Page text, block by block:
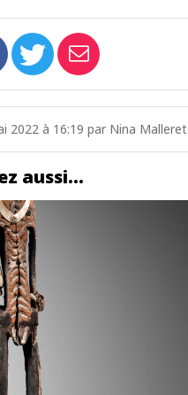
2022 à 16:19 par Nina Malleret
aussi…